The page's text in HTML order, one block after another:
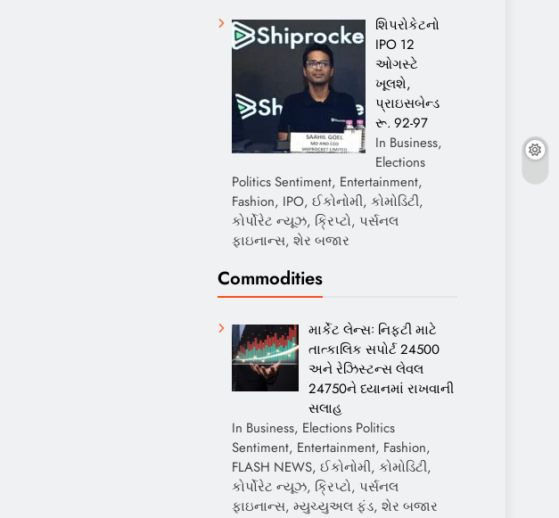
શિપરોકેટનો
IPO 12
ઓગસ્ટે
ખૂલશે,
પ્રાઇસબેન્ડ
રૂ. 92-97
In Business,
Elections
Politics Sentiment, Entertainment,
Fashion, IPO, ઈકોનોમી, કોમોડિટી,
કોર્પોરેટ ન્યૂઝ, ક્રિપ્ટો, પર્સનલ
ફાઇનાન્સ, શેર બજાર
Commodities
માર્કેટ લેન્સઃ નિફ્ટી માટે
તાત્કાલિક સપોર્ટ 24500
અને રેઝિસ્ટન્સ લેવલ
24750ને ધ્યાનમાં રાખવાની
સલાહ
In Business, Elections Politics
Sentiment, Entertainment, Fashion,
FLASH NEWS, ઈકોનોમી, કોમોડિટી,
કોર્પોરેટ ન્યૂઝ, ક્રિપ્ટો, પર્સનલ
ફાઇનાન્સ, મ્યુચ્યુઅલ ફંડ, શેર બજાર